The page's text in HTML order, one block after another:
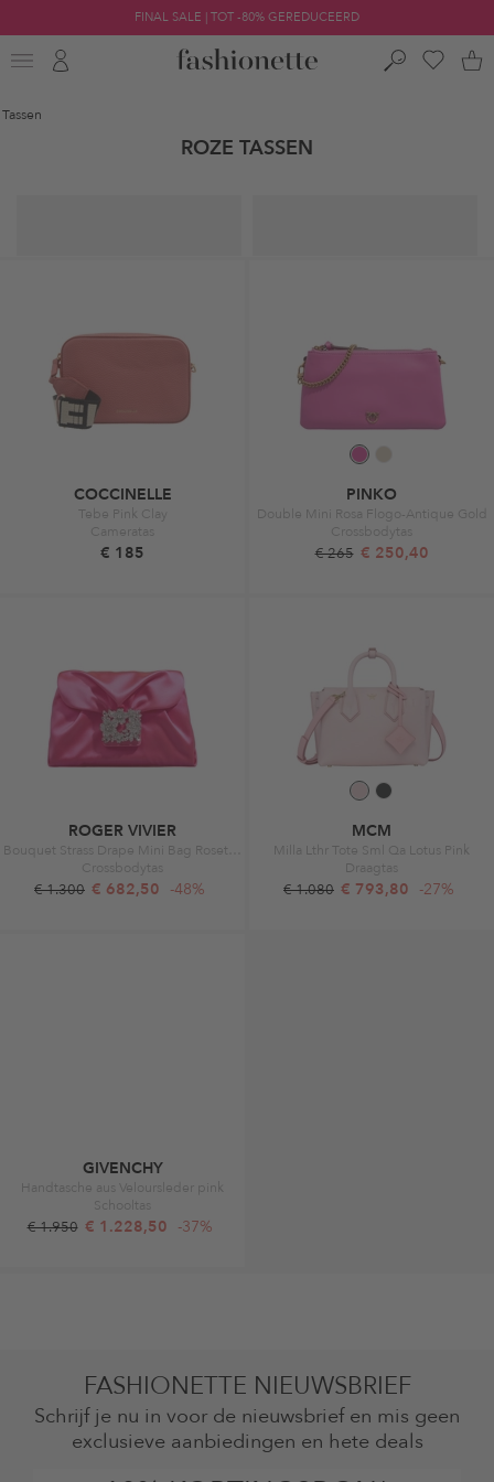
FINAL SALE | TOT -80% GEREDUCEERD
Tassen
ROZE TASSEN
COCCINELLE
Tebe Pink Clay
Cameratas
€ 185
PINKO
Double Mini Rosa Flogo-Antique Gold
Crossbodytas
€ 265 € 250,40
ROGER VIVIER
Crossbodytas
€ 1.300 € 682,50 -48%
MCM
Milla Lthr Tote Sml Qa Lotus Pink
Draagtas
€ 1.080 € 793,80 -27%
GIVENCHY
Handtasche aus Veloursleder pink
Schooltas
€ 1.950 € 1.228,50 -37%
FASHIONETTE NIEUWSBRIEF
Schrijf je nu in voor de nieuwsbrief en mis geen
exclusieve aanbiedingen en hete deals